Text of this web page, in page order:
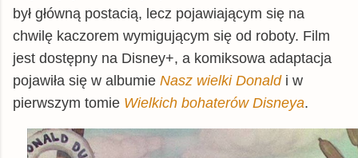
był główną postacią, lecz pojawiającym się na
chwilę kaczorem wymigującym się od roboty. Film
jest dostępny na Disney+, a komiksowa adaptacja
pojawiła się w albumie Nasz wielki Donaldi w
pierwszym tomie Wielkich bohaterów Disneya.